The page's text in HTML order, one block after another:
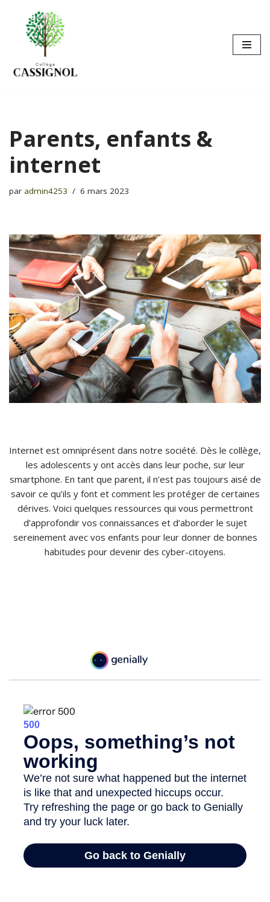
Aller
contenu
Parents, enfants &
internet
par admin4253 6 mars 2023
Internet est omniprésent dans notre société. Dès le collège,
les adolescents y ont accès dans leur poche, sur leur
smartphone. En tant que parent, il n’est pas toujours aisé de
savoir ce qu’ils y font et comment les protéger de certaines
dérives. Voici quelques ressources qui vous permettront
d’approfondir vos connaissances et d’aborder le sujet
sereinement avec vos enfants pour leur donner de bonnes
habitudes pour devenir des cyber-citoyens.